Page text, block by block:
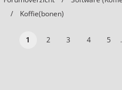
Koffie(bonen)
1 2 3 4 5